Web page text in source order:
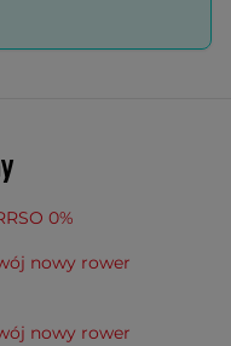
0%
nowy rower
nowy rower